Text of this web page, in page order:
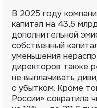
В 2025 году
капитал на 43,5
дополнительной
собственный
уменьшения
директоров также
не выплачивать
с убытком. Кроме
России» сократила